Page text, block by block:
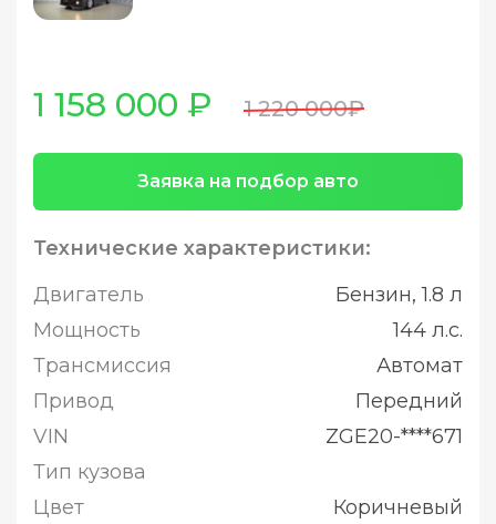
1 158 000 ₽ 1 220 000₽
Заявка на подбор авто
Технические характеристики:
Двигатель
Бензин, 1.8 л
Мощность
144 л.с.
Трансмиссия
Автомат
Привод
Передний
VIN
ZGE20-****671
Тип кузова
Цвет
Коричневый